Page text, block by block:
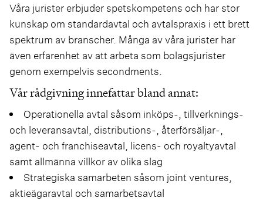
Våra jurister erbjuder spetskompetens och har stor
kunskap om standardavtal och avtalspraxis i ett brett
spektrum av branscher. Många av våra jurister har
även erfarenhet av att arbeta som bolagsjurister
genom exempelvis secondments.
Vår rådgivning innefattar bland annat:
Operationella avtal såsom inköps-, tillverknings-
och leveransavtal, distributions-, återförsäljar-,
agent- och franchiseavtal, licens- och royaltyavtal
samt allmänna villkor av olika slag
Strategiska samarbeten såsom joint ventures,
aktieägaravtal och samarbetsavtal